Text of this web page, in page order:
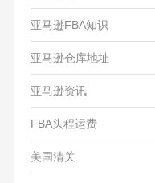
亚马逊FBA知识
亚马逊仓库地址
亚马逊资讯
FBA头程运费
美国清关